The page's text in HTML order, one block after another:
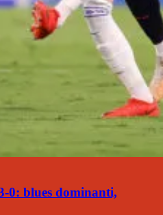
0: blues dominanti,